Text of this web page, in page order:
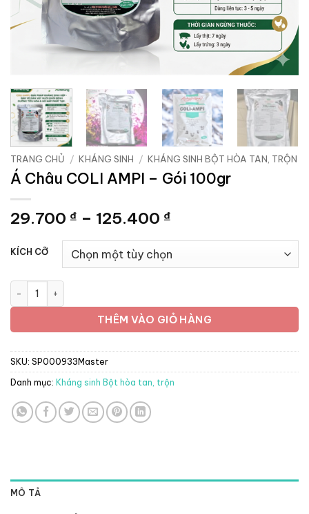
TRANG CHỦ / KHÁNG SINH / KHÁNG SINH BỘT HÒA TAN, TRỘN
Á Châu COLI AMPI – Gói 100gr
29.700 ₫ – 125.400 ₫
từ
29.700 ₫
KÍCH CỠ
Á Châu COLI AMPI - Gói 100gr số lượng
THÊM VÀO GIỎ HÀNG
SKU: SP000933Master
Danh mục: Kháng sinh Bột hòa tan, trộn
MÔ TẢ